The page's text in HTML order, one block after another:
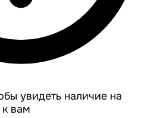
увидеть наличие на
к вам